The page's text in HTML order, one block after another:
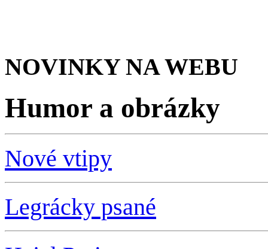
NOVINKY NA WEBU
Humor a obrázky
Nové vtipy
Legrácky psané